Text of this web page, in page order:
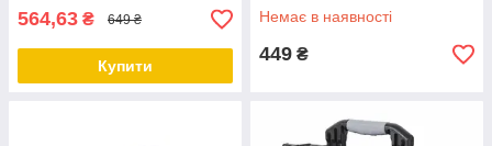
564,63 ₴ 649 ₴
Купити
Немає в наявності
449 ₴